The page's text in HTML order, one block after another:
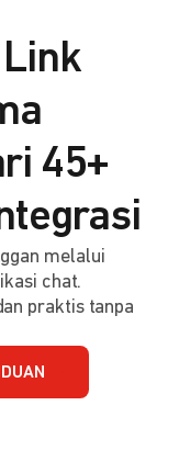
Link
45+
melalui
chat.
praktis tanpa